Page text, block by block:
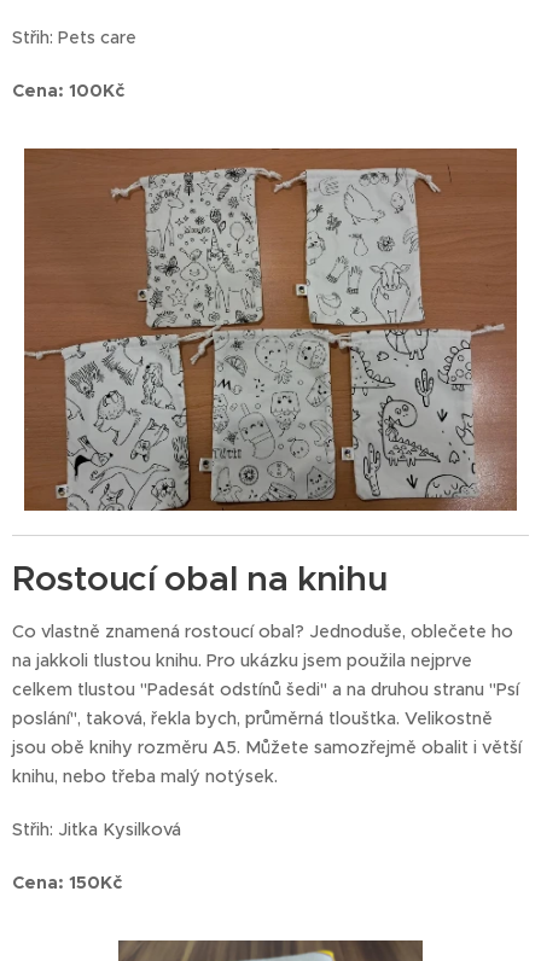
Střih: Pets care
Cena: 100Kč
Rostoucí obal na knihu
Co vlastně znamená rostoucí obal? Jednoduše, oblečete ho
na jakkoli tlustou knihu. Pro ukázku jsem použila nejprve
celkem tlustou "Padesát odstínů šedi" a na druhou stranu "Psí
poslání", taková, řekla bych, průměrná tloušťka. Velikostně
jsou obě knihy rozměru A5. Můžete samozřejmě obalit i větší
knihu, nebo třeba malý notýsek.
Střih: Jitka Kysilková
Cena: 150Kč